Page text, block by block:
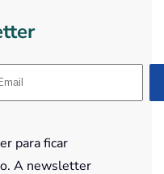
para ficar
A newsletter